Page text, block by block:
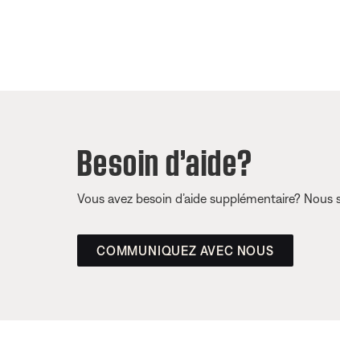
Besoin d’aide?
Vous avez besoin d’aide supplémentaire?
COMMUNIQUEZ AVEC NOUS